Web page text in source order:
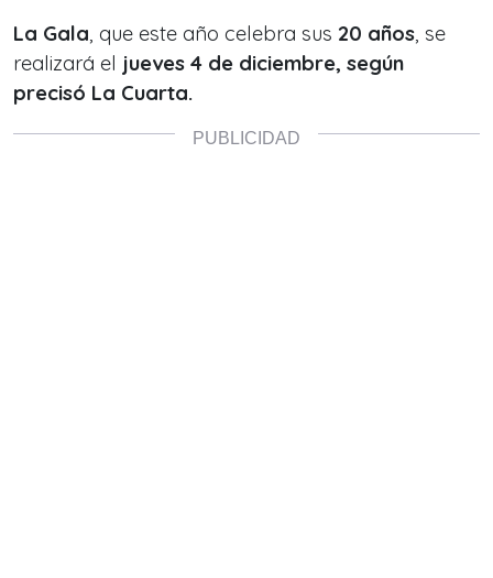
La Gala, que este año celebra sus 20 años, se
realizará el jueves 4 de diciembre, según
precisó La Cuarta.